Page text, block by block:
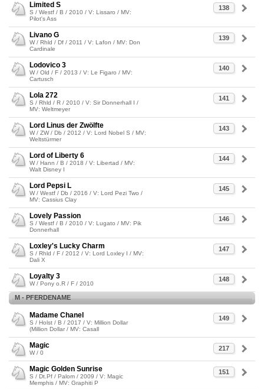
138
Limited S
S / Westf / B / 2010 / V: Lissaro / MV:
Pilot's Ass
139
Livano G
W / Rhld / Df / 2011 / V: Lafon / MV: Don
Cardinale
140
Lodovico 3
W / Old / F / 2013 / V: Le Figaro / MV:
Cartusch
141
Lola 272
S / Rhld / R / 2010 / V: Sir Donnerhall I /
MV: Weltmeyer
143
Lord Linus der Zwölfte
W / ZW / Db / 2012 / V: Lord Nobel S / MV:
Weltstürmer
144
Lord of Liberty 6
W / Hann / B / 2018 / V: Libertad / MV:
Walt Disney I
145
Lord Pepsi L
W / Westf / Db / 2016 / V: Lord Pezi Two /
MV: Cassius Clay
146
Lovely Passion
S / Westf / B / 2010 / V: Lugato / MV: Pik
Donnerhall
147
Loxley's Lucky Charm
S / Rhld / F / 2012 / V: Lord Loxley I / MV:
Dali X
148
Loyalty 3
W / Pony o.R / F / 2010
M - PFERDENAME
149
Madame Chanel
S / Holst / B / 2017 / V: Million Dollar
(Million Dollar / MV: Casall
217
Magic
W / 0
151
Magic Golden Sunrise
S / Dt.Pf / Palom / 2009 / V: Magic
Memphis / MV: Graphiti P